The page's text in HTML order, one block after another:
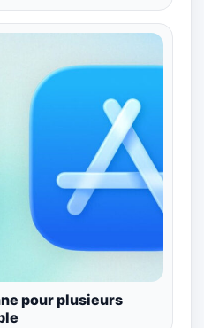
pour plusieurs